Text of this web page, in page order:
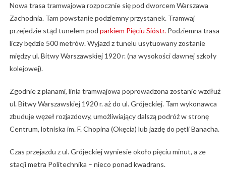
Nowa trasa tramwajowa rozpocznie się pod dworcem Warszawa
Zachodnia. Tam powstanie podziemny przystanek. Tramwaj
przejedzie stąd tunelem pod parkiem Pięciu Sióstr.Podziemna trasa
liczy będzie 500 metrów. Wyjazd z tunelu usytuowany zostanie
między ul. Bitwy Warszawskiej 1920 r. (na wysokości dawnej szkoły
kolejowej).
Zgodnie z planami, linia tramwajowa poprowadzona zostanie wzdłuż
ul. Bitwy Warszawskiej 1920 r. aż do ul. Grójeckiej. Tam wykonawca
zbuduje węzeł rozjazdowy, umożliwiający dalszą podróż w stronę
Centrum, lotniska im. F. Chopina (Okęcia) lub jazdę do pętli Banacha.
Czas przejazdu z ul. Grójeckiej wyniesie około pięciu minut, a ze
stacji metra Politechnika – nieco ponad kwadrans.